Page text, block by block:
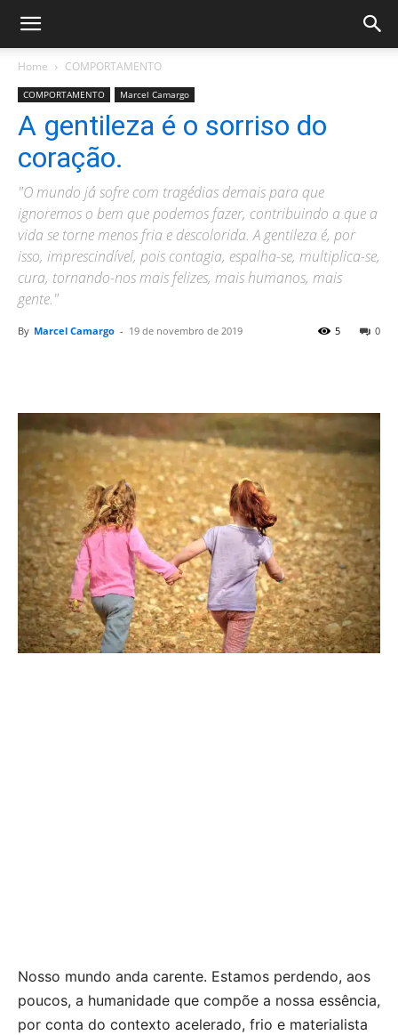
Home COMPORTAMENTO
COMPORTAMENTO Marcel Camargo
A gentileza é o sorriso do
coração.
"O mundo já sofre com tragédias demais para que
ignoremos o bem que podemos fazer, contribuindo a que a
vida se torne menos fria e descolorida. A gentileza é, por
isso, imprescindível, pois contagia, espalha-se, multiplica-se,
cura, tornando-nos mais felizes, mais humanos, mais
gente."
By Marcel Camargo - 19 de novembro de 2019 0
5
Nosso mundo anda carente. Estamos perdendo, aos
poucos, a humanidade que compõe a nossa essência,
por conta do contexto acelerado, frio e materialista